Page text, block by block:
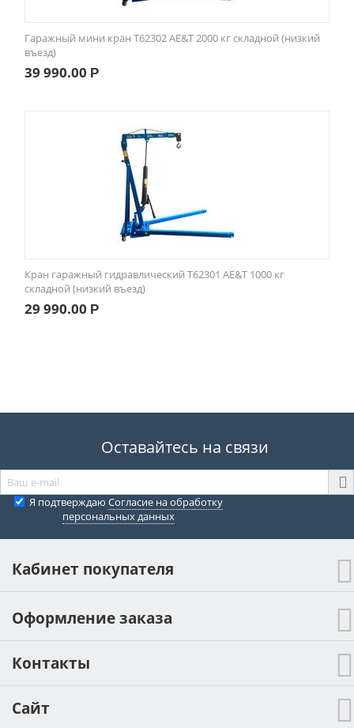
Гаражный мини кран Т62302 AE&T 2000 кг складной (низкий
въезд)
39 990.00 Р
Кран гаражный гидравлический Т62301 AE&T 1000 кг
складной (низкий въезд)
29 990.00 Р
Оставайтесь на связи
Я подтверждаю Согласие на обработку
персональных данных
Кабинет покупателя
Оформление заказа
Контакты
Сайт